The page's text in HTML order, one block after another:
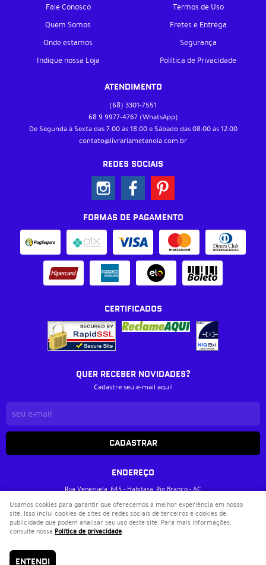
Fale Conosco
Quem Somos
Onde estamos
Indique nossa Loja
Termos de Uso
Fretes e Entrega
Segurança
Política de Privacidade
ATENDIMENTO
(68) 3301-7551
68 9 9977-4767 (WhatsApp)
De Segunda à Sexta das 7:00 às 18:00 e Sábado das 08:00 às 12:00
contato@livrariametanoia.com.br
REDES SOCIAIS
FORMAS DE PAGAMENTO
CERTIFICADOS
QUER RECEBER NOVIDADES?
Cadastre seu e-mail aqui!
CADASTRAR
ENDEREÇO
Rua Venezuela, 645-Habitasa, Rio Branco-AC
Livraria Metanoia
CNPJ: 37.033.717/0001-40
Usamos cookies para garantir que oferecemos a melhor experiência em nosso
site. Isso inclui cookies de sites de redes sociais de terceiros e cookies de
publicidade que podem analisar seu uso deste site. Para mais informações,
consulte nossa Política de privacidade.
ENTENDI